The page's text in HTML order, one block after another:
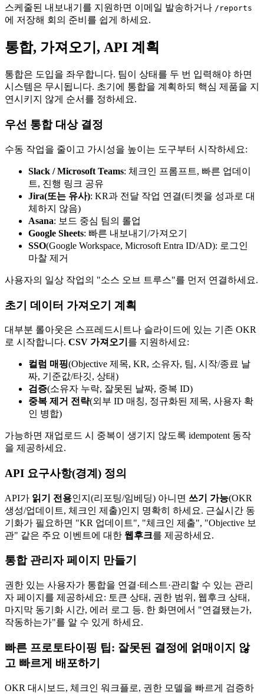
스케줄된 내보내기를 지원하면 이메일 발송하거나 /reports
에 저장해 회의 준비를 쉽게 하세요.
통합, 가져오기, API 계획
통합은 도입을 좌우합니다. 팀이 상태를 두 번 입력해야 하면
시스템은 무시됩니다. 초기에 통합을 계획하되 핵심 제품을 지
연시키지 않게 순서를 정하세요.
우선 통합 대상 결정
수동 작업을 줄이고 가시성을 높이는 도구부터 시작하세요:
Slack / Microsoft Teams: 체크인 프롬프트, 빠른 업데이
트, 진행 링크 공유
Jira(또는 유사): KR과 전달 작업 연결(티켓을 성과로 대
체하지 않음)
Asana: 보드 중심 팀의 롤업
Google Sheets: 빠른 내보내기/가져오기
SSO(Google Workspace, Microsoft Entra ID/AD): 로그인
마찰 제거
사용자의 일상 작업의 "소스 오브 트루스"를 먼저 연결하세요.
초기 데이터 가져오기 계획
대부분 롤아웃은 스프레드시트나 슬라이드에 있는 기존 OKR
로 시작합니다. CSV 가져오기 를 지원하세요:
컬럼 매핑(Objective 제목, KR, 소유자, 팀, 시작/종료 날
짜, 기준값/타깃, 상태)
검증(소유자 누락, 잘못된 날짜, 중복 ID)
중복 제거 전략(외부 ID 매칭, 정규화된 제목, 사용자 확
인 병합)
가능하면 재업로드 시 중복이 생기지 않도록 idempotent 동작
을 제공하세요.
API 요구사항(경계) 정의
API가 읽기 전용인지(리포팅/임베딩) 아니면 쓰기 가능(OKR
생성/업데이트, 체크인 제출)인지 명확히 하세요. 근실시간 동
기화가 필요하면 "KR 업데이트", "체크인 제출", "Objective 보
관" 같은 주요 이벤트에 대한 웹후크를 제공하세요.
통합 관리자 페이지 만들기
권한 있는 사용자가 통합을 연결·테스트·관리할 수 있는 관리
자 페이지를 제공하세요: 토큰 상태, 권한 범위, 웹후크 상태,
마지막 동기화 시간, 에러 로그 등. 한 화면에서 "연결됐는가,
작동하는가"를 알 수 있게 하세요.
빠른 프로토타이핑 팁: 잘못된 결정에 얽매이지 않
고 빠르게 배포하기
OKR 대시보드, 체크인 워크플로, 권한 모델을 빠르게 검증하